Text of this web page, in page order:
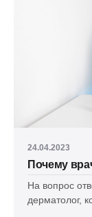
24.04.2023
Почему
На вопрос
дерматолог,